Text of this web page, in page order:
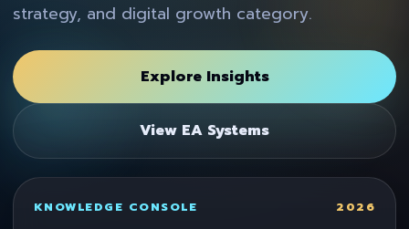
strategy, and digital growth category.
Explore Insights
View EA Systems
KNOWLEDGE CONSOLE 2026